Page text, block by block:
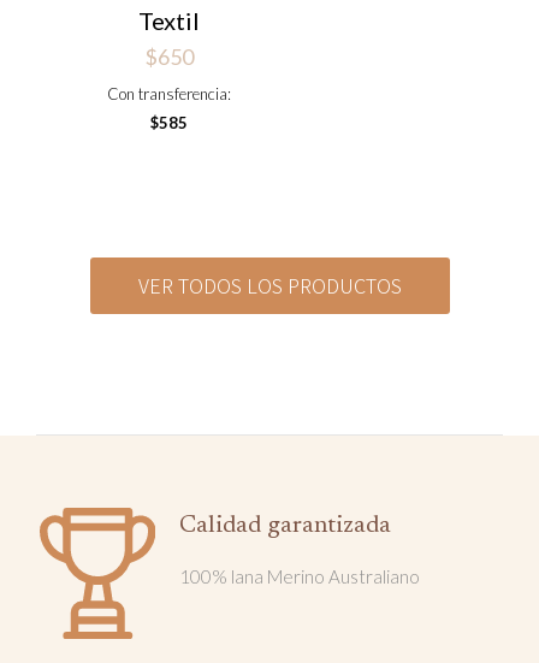
Textil
$650
Con transferencia:
$585
VER TODOS LOS PRODUCTOS
Calidad garantizada
100% lana Merino Australiano